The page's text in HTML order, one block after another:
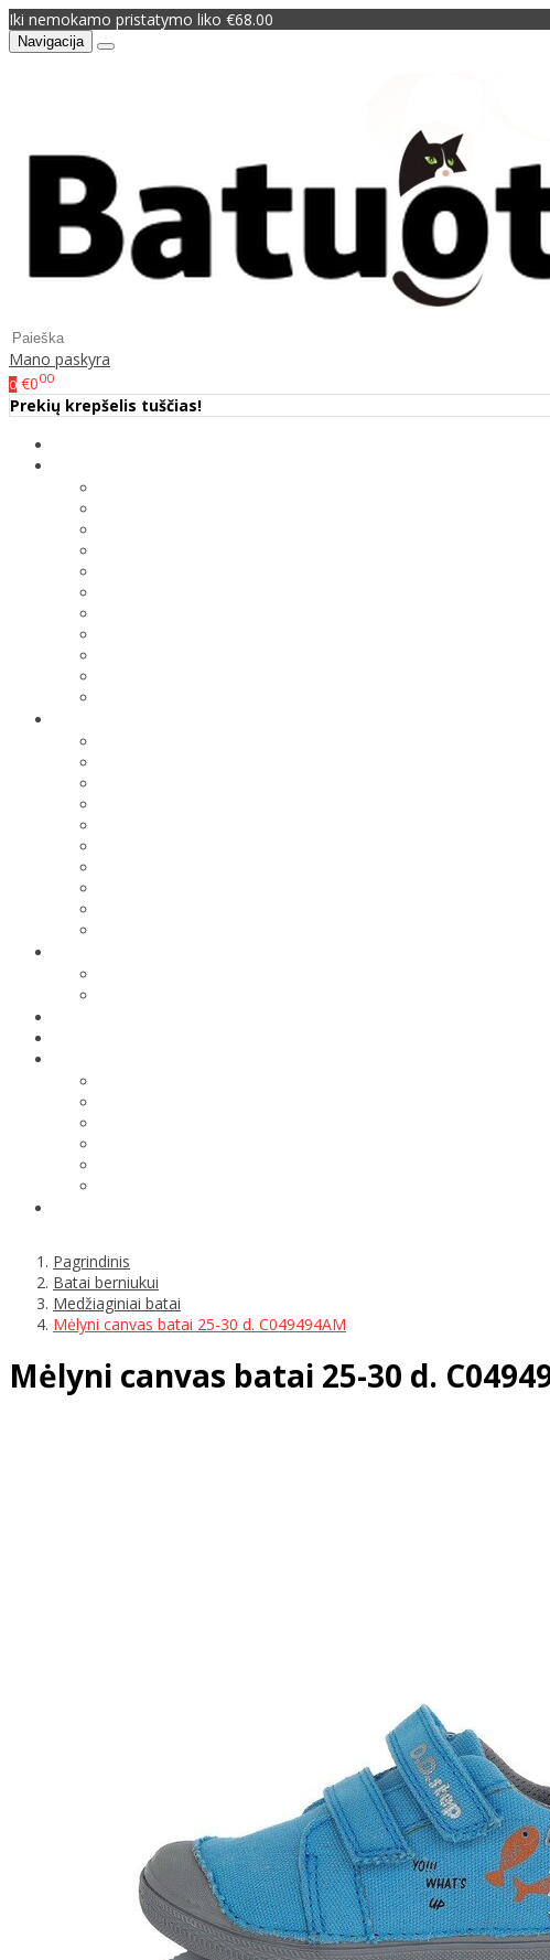
Iki nemokamo pristatymo liko €68.00
Navigacija
Mano paskyra
0 €000
Prekių krepšelis tuščias!
Pagrindinis
Batai berniukui
Medžiaginiai batai
Mėlyni canvas batai 25-30 d. C049494AM
Mėlyni canvas batai 25-30 d.